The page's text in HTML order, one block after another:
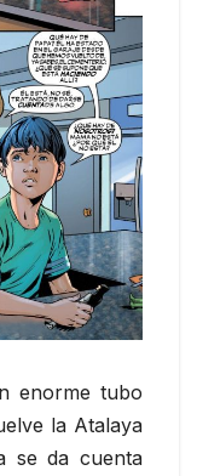
enorme tubo
la Atalaya
se da cuenta